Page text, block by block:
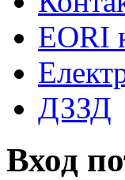
EORI
ДЗЗД
Вход